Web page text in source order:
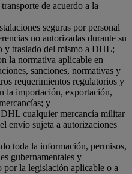
de acuerdo a la
seguras por personal
no autorizadas durante su
y traslado del mismo a DHL;
la normativa aplicable en
sanciones, normativas y
requerimientos regulatorios y
la importación, exportación,
y
cualquier mercancía militar
envío sujeta a autorizaciones
toda la información, permisos,
gubernamentales y
por la legislación aplicable o a